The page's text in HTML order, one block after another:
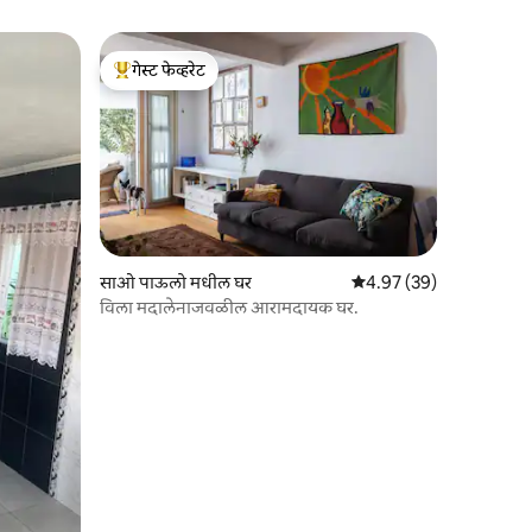
टॉप गेस्ट फेव्हरेट
गेस्ट फेव्हरेट
साओ पाऊलो मधील घर 5 पैकी 4.97 सरासरी रेटिंग,
4.97 (39)
विला मदालेनाजवळील आरामदायक घर.